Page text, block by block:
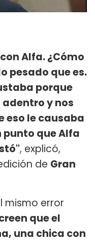
Alfa. ¿Cómo
pesado que es.
porque
y nos
eso le causaba
punto que Alfa
, explicó,
de Gran
mismo error
que el
una chica con